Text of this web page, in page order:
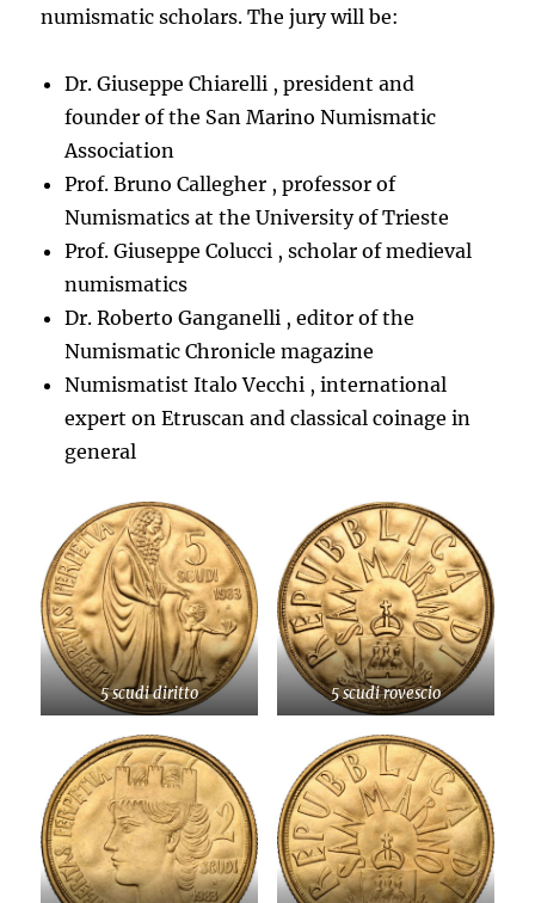
numismatic scholars. The jury will be:
Dr. Giuseppe Chiarelli , president and
founder of the San Marino Numismatic
Association
Prof. Bruno Callegher , professor of
Numismatics at the University of Trieste
Prof. Giuseppe Colucci , scholar of medieval
numismatics
Dr. Roberto Ganganelli , editor of the
Numismatic Chronicle magazine
Numismatist Italo Vecchi , international
expert on Etruscan and classical coinage in
general
5 scudi diritto 5 scudi rovescio